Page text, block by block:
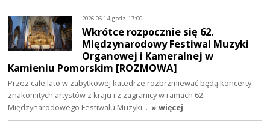
2026-06-14, godz. 17:00
Wkrótce rozpocznie się 62.
Międzynarodowy Festiwal Muzyki
Organowej i Kameralnej w
Kamieniu Pomorskim [ROZMOWA]
Przez całe lato w zabytkowej katedrze rozbrzmiewać będą koncerty
znakomitych artystów z kraju i z zagranicy w ramach 62.
Międzynarodowego Festiwalu Muzyki… » więcej